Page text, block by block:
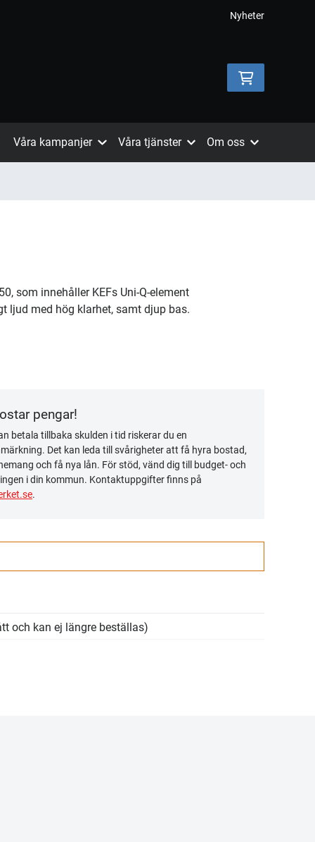
Nyheter
Våra kampanjer Våra tjänster Om oss
som innehåller KEFs Uni-Q-element
ljud med hög klarhet, samt djup bas.
pengar!
betala tillbaka skulden i tid riskerar du en
Det kan leda till svårigheter att få hyra bostad,
och få nya lån. För stöd, vänd dig till budget- och
i din kommun. Kontaktuppgifter finns på
.
och kan ej längre beställas)